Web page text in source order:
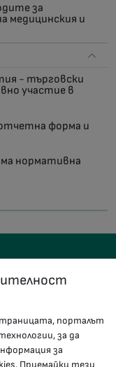
за
медицинския и
- търговски
участие в
форма и
нормативна
порталът
за да
за
Приемайки тези